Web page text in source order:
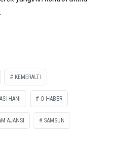
KEMERALTI
HANI O HABER
AJANSI SAMSUN